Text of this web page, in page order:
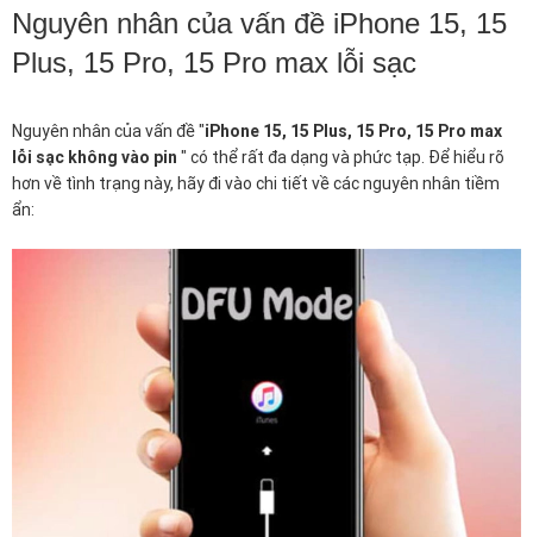
Nguyên nhân của vấn đề iPhone 15, 15
Plus, 15 Pro, 15 Pro max lỗi sạc
Nguyên nhân của vấn đề "iPhone 15, 15 Plus, 15 Pro, 15 Pro max
lỗi sạc không vào pin " có thể rất đa dạng và phức tạp. Để hiểu rõ
hơn về tình trạng này, hãy đi vào chi tiết về các nguyên nhân tiềm
ẩn: